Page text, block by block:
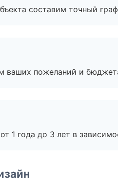
составим точный
ваших пожеланий и
1 года до 3 лет в